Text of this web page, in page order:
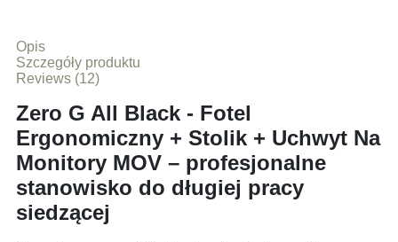
Opis
Szczegóły produktu
Reviews (12)
Zero G All Black - Fotel
Ergonomiczny + Stolik + Uchwyt Na
Monitory MOV – profesjonalne
stanowisko do długiej pracy
siedzącej